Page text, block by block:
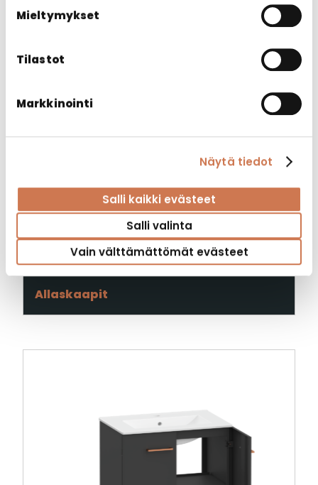
Mieltymykset
Tilastot
Markkinointi
Näytä tiedot
Salli kaikki evästeet
Salli valinta
Vain välttämättömät evästeet
ALLASKAAPPI MILLE 600
Allaskaapit